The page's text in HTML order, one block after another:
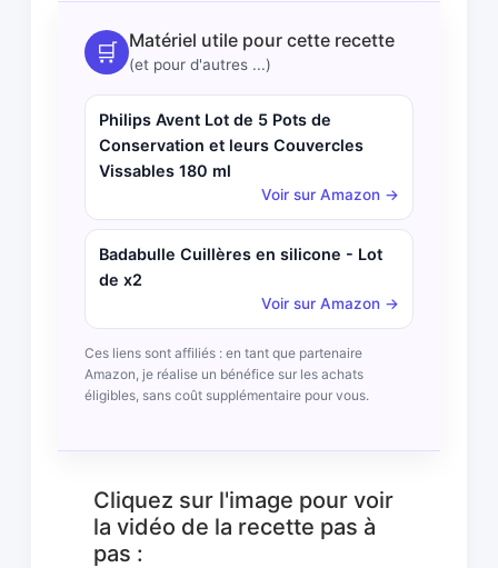
🛒 Matériel utile pour cette recette
(et pour d'autres ...)
Philips Avent Lot de 5 Pots de
Conservation et leurs Couvercles
Vissables 180 ml
Voir sur Amazon →
Badabulle Cuillères en silicone - Lot
de x2
Voir sur Amazon →
Ces liens sont affiliés : en tant que partenaire
Amazon, je réalise un bénéfice sur les achats
éligibles, sans coût supplémentaire pour vous.
Cliquez sur l'image pour voir
la vidéo de la recette pas à
pas :